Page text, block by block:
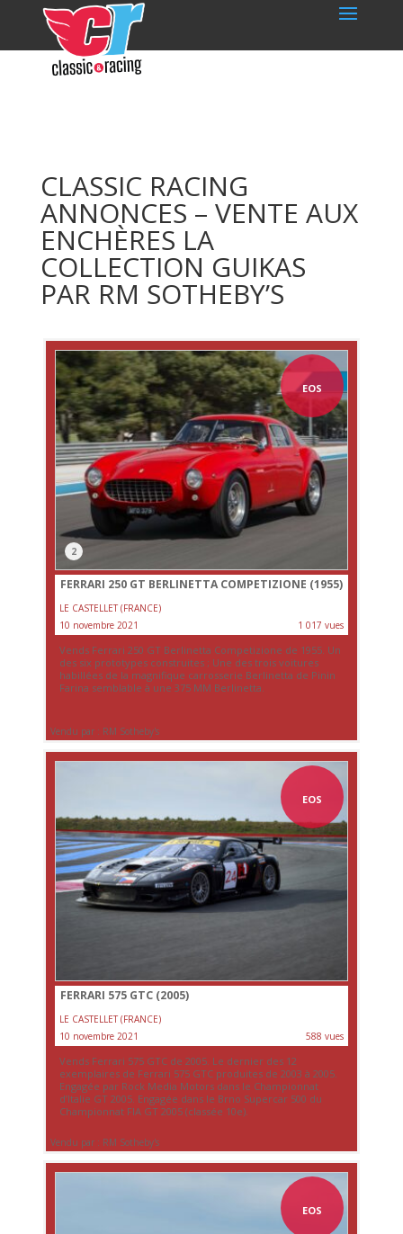
CLASSIC RACING
ANNONCES – VENTE AUX
ENCHÈRES LA
COLLECTION GUIKAS
PAR RM SOTHEBY’S
EOS
2
FERRARI 250 GT BERLINETTA COMPETIZIONE (1955)
LE CASTELLET (FRANCE)
10 novembre 2021
1 017 vues
Vends Ferrari 250 GT Berlinetta Competizione de 1955. Un
des six prototypes construites ; Une des trois voitures
habillées de la magnifique carrosserie Berlinetta de Pinin
Farina semblable à une 375 MM Berlinetta.
Vendu par : RM Sotheby's
EOS
FERRARI 575 GTC (2005)
LE CASTELLET (FRANCE)
10 novembre 2021
588 vues
Vends Ferrari 575 GTC de 2005. Le dernier des 12
exemplaires de Ferrari 575 GTC produites de 2003 à 2005.
Engagée par Rock Media Motors dans le Championnat
d’Italie GT 2005. Engagée dans le Brno Supercar 500 du
Championnat FIA GT 2005 (classée 10e).
Vendu par : RM Sotheby's
EOS